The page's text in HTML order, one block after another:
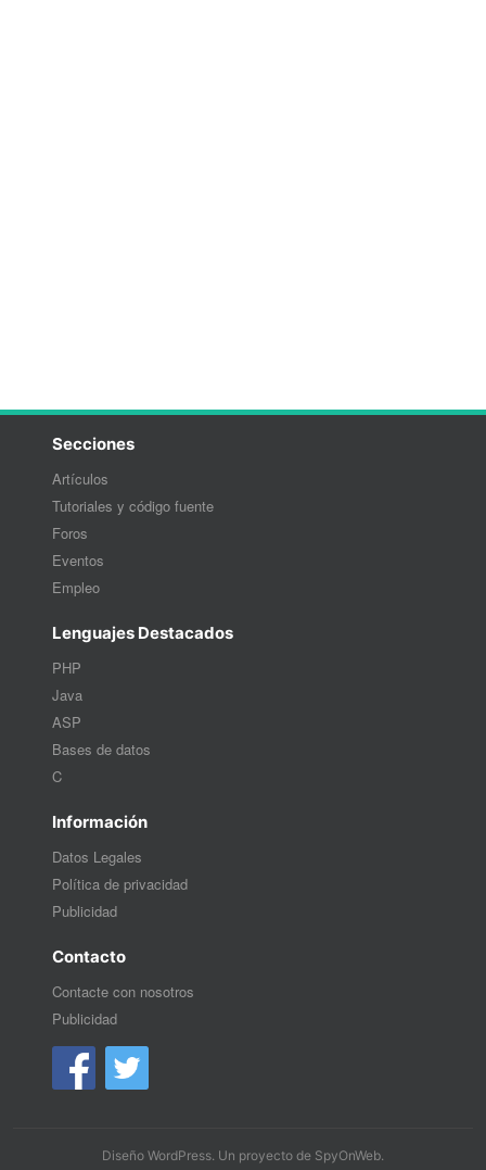
Secciones
Artículos
Tutoriales y código fuente
Foros
Eventos
Empleo
Lenguajes Destacados
PHP
Java
ASP
Bases de datos
C
Información
Datos Legales
Política de privacidad
Publicidad
Contacto
Contacte con nosotros
Publicidad
Diseño WordPress. Un proyecto de SpyOnWeb.